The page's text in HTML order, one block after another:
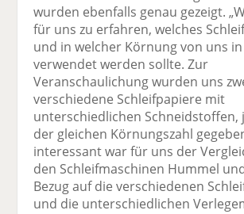
wurden ebenfalls genau gezeigt.
für uns zu erfahren, welches
und in welcher Körnung von uns
verwendet werden sollte. Zur
Veranschaulichung wurden uns
verschiedene Schleifpapiere mit
unterschiedlichen Schneidstoffen,
der gleichen Körnungszahl
interessant war für uns der
den Schleifmaschinen Hummel
Bezug auf die verschiedenen
und die unterschiedlichen